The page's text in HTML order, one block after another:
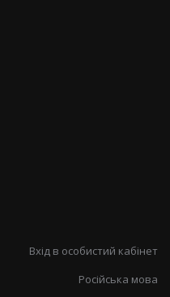
Вхід в особистий кабінет
Російська мова